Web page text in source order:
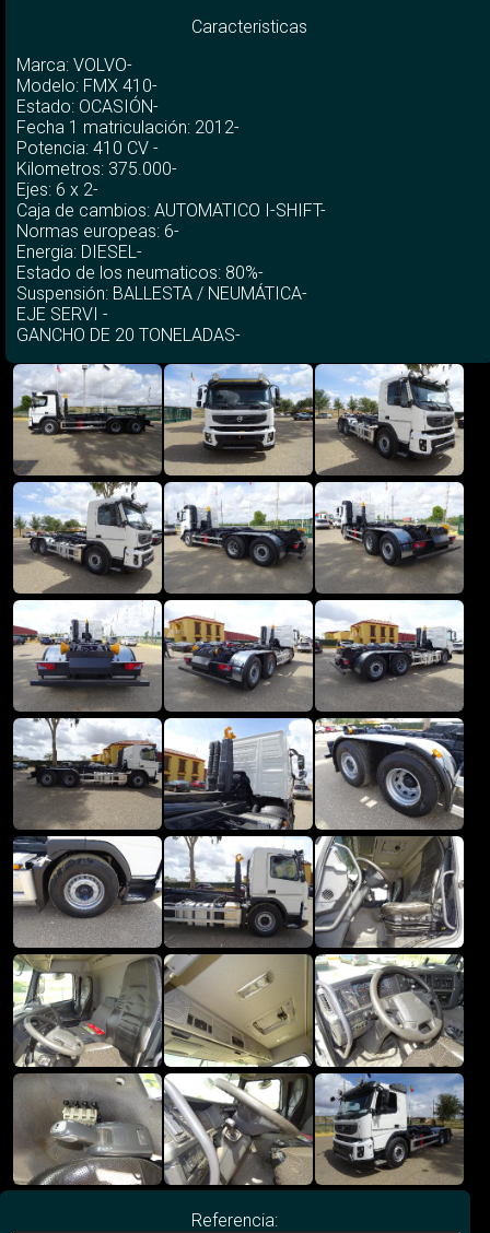
Caracteristicas
Marca: VOLVO-
Modelo: FMX 410-
Estado: OCASIÓN-
Fecha 1 matriculación: 2012-
Potencia: 410 CV -
Kilometros: 375.000-
Ejes: 6 x 2-
Caja de cambios: AUTOMATICO I-SHIFT-
Normas europeas: 6-
Energia: DIESEL-
Estado de los neumaticos: 80%-
Suspensión: BALLESTA / NEUMÁTICA-
EJE SERVI -
GANCHO DE 20 TONELADAS-
Referencia: